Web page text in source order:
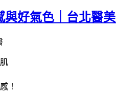
與好氣色｜台北醫
！